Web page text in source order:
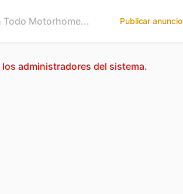
Publicar anuncio
administradores del sistema.